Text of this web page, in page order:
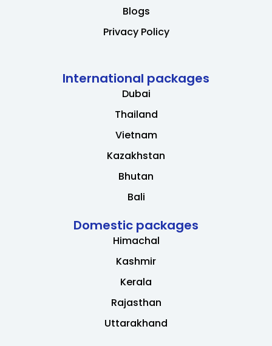
Blogs
Privacy Policy
International packages
Dubai
Thailand
Vietnam
Kazakhstan
Bhutan
Bali
Domestic packages
Himachal
Kashmir
Kerala
Rajasthan
Uttarakhand